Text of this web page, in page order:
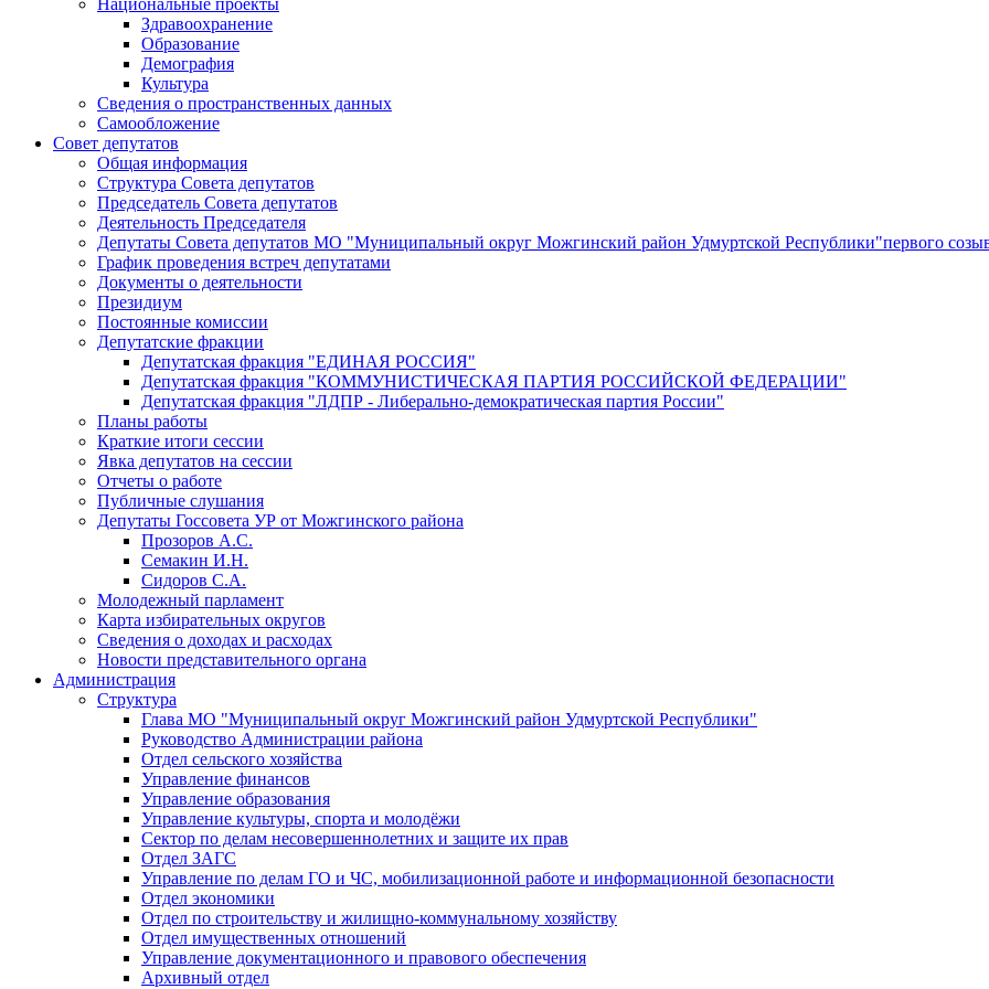
Здравоохранение
Образование
Демография
Культура
Сведения о пространственных данных
Самообложение
Совет депутатов
Общая информация
Структура Совета депутатов
Председатель Совета депутатов
Деятельность Председателя
Депутаты Совета депутатов МО "Муниципальный округ Можгинский район Удмуртской Республики"первого
График проведения встреч депутатами
Документы о деятельности
Президиум
Постоянные комиссии
Депутатские фракции
Депутатская фракция "ЕДИНАЯ РОССИЯ"
Депутатская фракция "КОММУНИСТИЧЕСКАЯ ПАРТИЯ РОССИЙСКОЙ ФЕДЕРАЦИИ"
Депутатская фракция "ЛДПР - Либерально-демократическая партия России"
Планы работы
Краткие итоги сессии
Явка депутатов на сессии
Отчеты о работе
Публичные слушания
Депутаты Госсовета УР от Можгинского района
Прозоров А.С.
Семакин И.Н.
Сидоров С.А.
Молодежный парламент
Карта избирательных округов
Сведения о доходах и расходах
Новости представительного органа
Администрация
Структура
Глава МО "Муниципальный округ Можгинский район Удмуртской Республики"
Руководство Администрации района
Отдел сельского хозяйства
Управление финансов
Управление образования
Управление культуры, спорта и молодёжи
Сектор по делам несовершеннолетних и защите их прав
Отдел ЗАГС
Управление по делам ГО и ЧС, мобилизационной работе и информационной безопасности
Отдел экономики
Отдел по строительству и жилищно-коммунальному хозяйству
Отдел имущественных отношений
Управление документационного и правового обеспечения
Архивный отдел